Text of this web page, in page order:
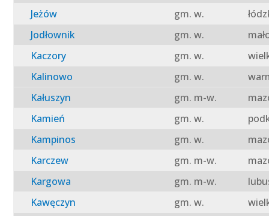
Jeżów
gm. w.
Jodłownik
gm. w.
Kaczory
gm. w.
Kalinowo
gm. w.
Kałuszyn
gm. m-w.
Kamień
gm. w.
Kampinos
gm. w.
Karczew
gm. m-w.
Kargowa
gm. m-w.
Kawęczyn
gm. w.